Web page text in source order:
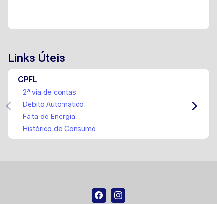
Links Úteis
CPFL
2ª via de contas
Débito Automático
Falta de Energia
Histórico de Consumo